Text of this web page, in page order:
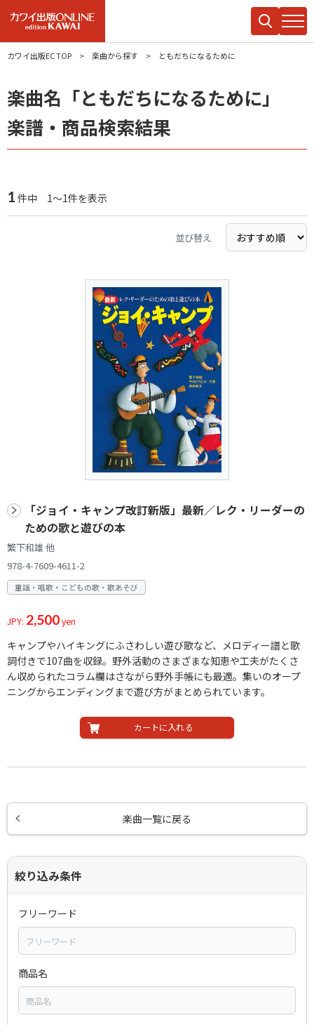
カワイ出版EC TOP 楽曲から探す ともだちになるために
楽曲名「ともだちになるために」
楽譜・商品検索結果
1 件中 1～1件を表示
並び替え
「ジョイ・キャンプ改訂新版」最新／レク・リーダーの
ための歌と遊びの本
繁下和雄 他
978-4-7609-4611-2
童謡・唱歌・こどもの歌・歌あそび
JPY: 2,500yen
キャンプやハイキングにふさわしい遊び歌など、メロディー譜と歌
詞付きで107曲を収録。野外活動のさまざまな知恵や工夫がたくさ
ん収められたコラム欄はさながら野外手帳にも最適。集いのオープ
ニングからエンディングまで遊び方がまとめられています。
カートに入れる
楽曲一覧に戻る
絞り込み条件
フリーワード
商品名